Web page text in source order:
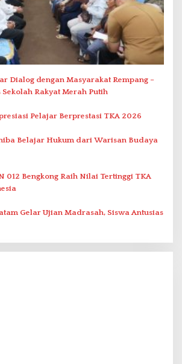
Dialog dengan Masyarakat Rempang –
Sekolah Rakyat Merah Putih
Pelajar Berprestasi TKA 2026
Belajar Hukum dari Warisan Budaya
012 Bengkong Raih Nilai Tertinggi TKA
Gelar Ujian Madrasah, Siswa Antusias